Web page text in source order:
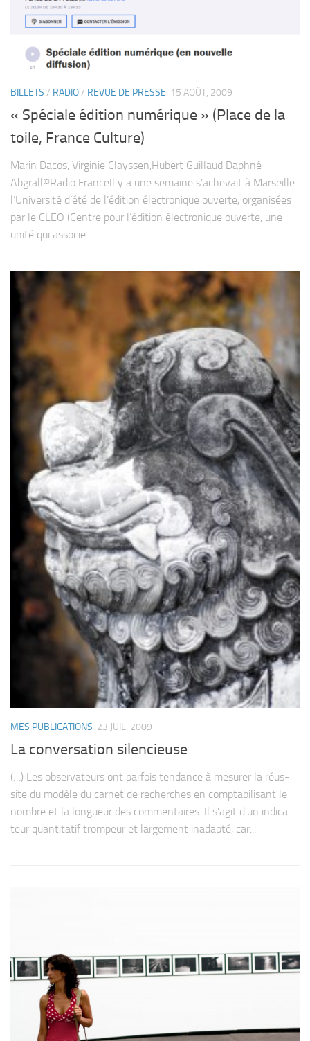
BILLETS / RADIO/ REVUE DE PRESSE 15 AOÛT, 2009
« Spéciale édition numérique » (Place de la
toile, France Culture)
Marin Dacos, Virginie Clayssen,Hubert Guillaud Daphné
Abgrall©Radio FranceIl y a une semaine s’achevait à Marseille
l’Université d’été de l’édition électronique ouverte, organisées
par le CLEO (Centre pour l’édition électronique ouverte, une
unité qui associe...
MES PUBLICATIONS 23 JUIL, 2009
La conversation silencieuse
(…) Les obser­va­teurs ont par­fois ten­dance à mesu­rer la réus­
site du modèle du car­net de recherches en comp­ta­bi­li­sant le
nombre et la lon­gueur des com­men­taires. Il s’agit d’un indi­ca­
teur quan­ti­ta­tif trom­peur et lar­ge­ment inadapté, car...